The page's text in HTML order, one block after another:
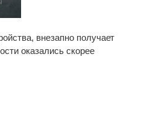
внезапно получает
оказались скорее